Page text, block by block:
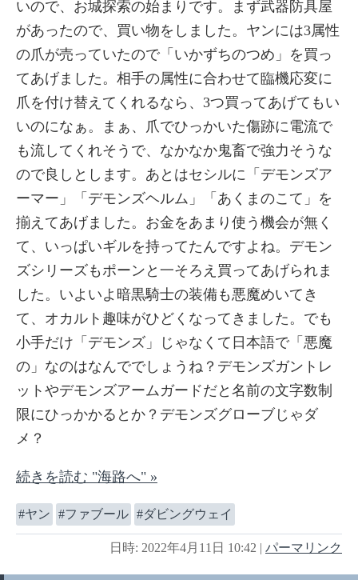
いので、お城探索の始まりです。まず武器防具屋
があったので、買い物をしました。ヤンには3属性
の爪が売っていたので「いかずちのつめ」を買っ
てあげました。相手の属性に合わせて臨機応変に
爪を付け替えてくれるなら、3つ買ってあげてもい
いのになぁ。まぁ、爪でひっかいた傷跡に電流で
も流してくれそうで、なかなか鬼畜で強力そうな
ので良しとします。あとはセシルに「デモンズア
ーマー」「デモンズヘルム」「あくまのこて」を
揃えてあげました。お金をあまり使う機会が無く
て、いっぱいギルを持ってたんですよね。デモン
ズシリーズもポーンと一そろえ買ってあげられま
した。いよいよ暗黒騎士の装備も悪魔めいてき
て、オカルト趣味がひどくなってきました。でも
小手だけ「デモンズ」じゃなくて日本語で「悪魔
の」なのはなんででしょうね？デモンズガントレ
ットやデモンズアームガードだと名前の文字数制
限にひっかかるとか？デモンズグローブじゃダ
メ？
続きを読む "海路へ" »
ヤン ファブール ダビングウェイ
日時: 2022年4月11日 10:42 | パーマリンク